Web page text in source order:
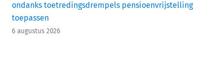
ondanks toetredingsdrempels pensioenvrijstelling
toepassen
6 augustus 2026